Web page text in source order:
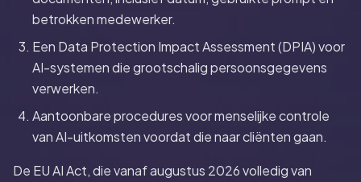
betrokken medewerker.
Een Data Protection Impact Assessment (DPIA) voor
AI-systemen die grootschalig persoonsgegevens
verwerken.
Aantoonbare procedures voor menselijke controle
van AI-uitkomsten voordat die naar cliënten gaan.
De EU AI Act, die vanaf augustus 2026 volledig van